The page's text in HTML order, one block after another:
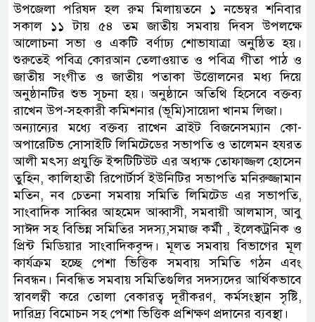
উপজেলা পরিষদ হল রুম মিলায়তনে ১ নভেম্বর শনিবার
সকাল ১১ টায় ৫৪ তম জাতীয় সমবায় দিবস উপলক্ষে
আলোচনা সভা ও একটি বর্ণাঢ্য শোভাযাত্রা অনুষ্ঠিত হয়।
শুরুতেই পবিত্র কোরআন তেলাওয়াত ও পবিত্র গীতা পাঠ ও
জাতীয় সংগীত ও জাতীয় পতাকা উত্তোলনের মধ্য দিয়ে
অনুষ্ঠানটির শুভ সূচনা হয়। অনুষ্ঠানে অতিথি হিসেবে বক্তব্য
রাখেন উপ-সহকারী কমিশনার (ভূমি)সায়েদা খানম লিজা।
অন্যান্যের মধ্যে বক্তব্য রাখেন ব্রাইট বিজনেসম্যান কো-
অপারেটিভ সোসাইটি লিমিটেডের সভাপতি ও তালেমন হযরত
আলী মৎস্য প্রযুক্তি ইন্সটিটিউট এর অধ্যক্ষ তোফাজ্জল হোসেন
তুহিন, কালিহাতী রিপোর্টার্স ইউনিটির সভাপতি মনিরুজ্জামান
মতিন, নব চেতনা সমবায় সমিতি লিমিটেড এর সভাপতি,
সাংবাদিক সাব্বির আহমেদ আব্বাসী, সমবায়ী আলমাস, আবু
সাঈদ সহ বিভিন্ন সমিতির সদস্য,সমাজ কর্মী , ইলেকট্রনিক ও
প্রিন্ট মিডিয়ার সাংবাদিকবৃন্দ। মূলত সমবায় বিভাগের মূল
কার্যক্রম হচ্ছে পেশা ভিত্তিক সমবায় সমিতি গঠন এবং
নিবন্ধন। নিবন্ধিত সমবায় সমিতিগুলির সদস্যদের আর্থিকভাবে
স্বাবলম্বী করে তোলা বেকারত্ব দূরীকরণ, কর্মসংস্থান সৃষ্টি,
দারিদ্র্য বিমোচন সহ পেশা ভিত্তিক প্রশিক্ষণ প্রদানের ব্যবস্থা।